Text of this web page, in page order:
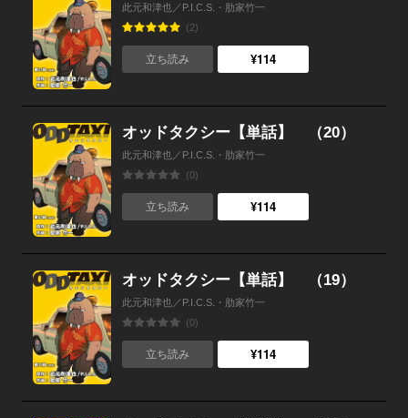
此元和津也／P.I.C.S.・肋家竹一
(2)
立ち読み ¥114
オッドタクシー【単話】 （20）
此元和津也／P.I.C.S.・肋家竹一
(0)
立ち読み ¥114
オッドタクシー【単話】 （19）
此元和津也／P.I.C.S.・肋家竹一
(0)
立ち読み ¥114